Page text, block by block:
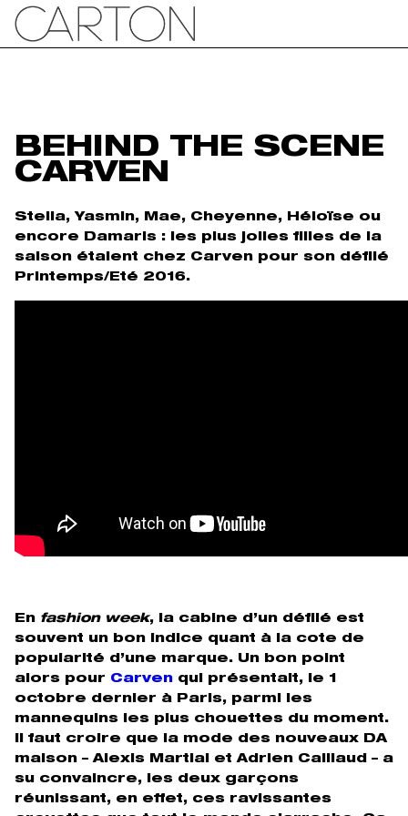
BEHIND THE SCENE
CARVEN
Stella, Yasmin, Mae, Cheyenne, Héloïse ou
encore Damaris : les plus jolies filles de la
saison étaient chez Carven pour son défilé
Printemps/Eté 2016.
En fashion week, la cabine d’un défilé est
souvent un bon indice quant à la cote de
popularité d’une marque. Un bon point
alors pour Carven qui présentait, le 1
octobre dernier à Paris, parmi les
mannequins les plus chouettes du moment.
Il faut croire que la mode des nouveaux DA
maison – Alexis Martial et Adrien Caillaud – a
su convaincre, les deux garçons
réunissant, en effet, ces ravissantes